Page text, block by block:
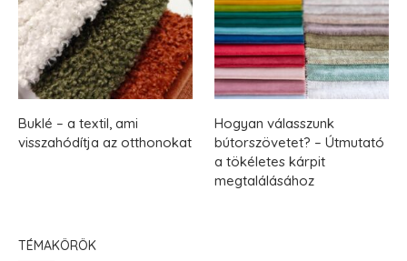
Buklé – a textil, ami
visszahódítja az otthonokat
Hogyan válasszunk
bútorszövetet? – Útmutató
a tökéletes kárpit
megtalálásához
TÉMAKÖRÖK